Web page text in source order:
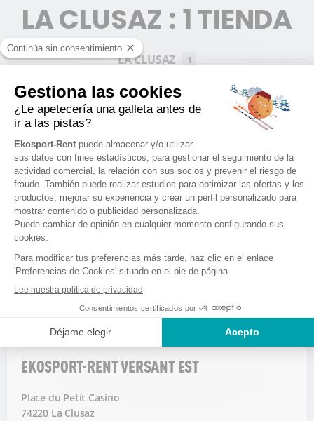
LA CLUSAZ : 1 TIENDA
LA CLUSAZ 1
EKOSPORT-RENT VERSANT EST
Place du Petit Casino
74220 La Clusaz